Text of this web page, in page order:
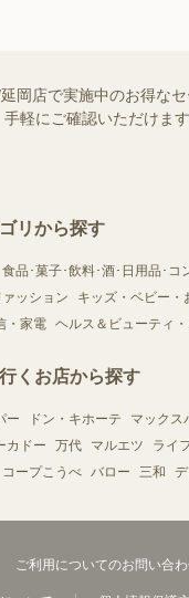
岡店で実施中のお得な
軽にご確認いただけま
リから探す
食品･菓子･飲料･酒･日用品･コ
ァッション キッズ・ベビー・
・家電 ヘルス＆ビューティ
くお店から探す
ー ドン・キホーテ マックス
カドー
万代 マルエツ ライ
コープこうべ バロー 三和
ご利用についてのお問い合